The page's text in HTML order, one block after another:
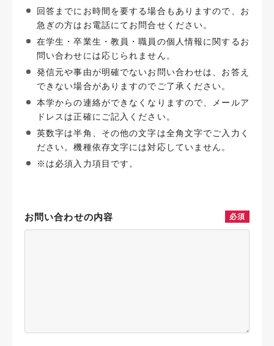
回答までにお時間を要する場合もありますので、お
急ぎの方はお電話にてお問合せください。
在学生・卒業生・教員・職員の個人情報に関するお
問い合わせには応じられません。
発信元や事由が明確でないお問い合わせは、お答え
できない場合がありますのでご了承ください。
本学からの連絡ができなくなりますので、メールア
ドレスは正確にご記入ください。
英数字は半角、その他の文字は全角文字でご入力く
ださい。機種依存文字には対応していません。
※は必須入力項目です。
お問い合わせの内容 必須